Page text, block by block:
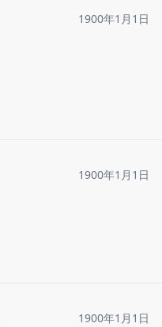
1900年1月1日
1900年1月1日
1900年1月1日